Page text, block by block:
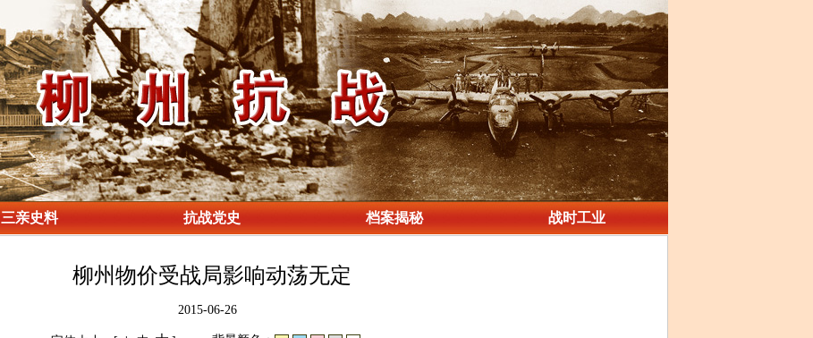
三亲史料 抗战党史 档案揭秘 战时工业
柳州物价受战局影响动荡无定
2015-06-26